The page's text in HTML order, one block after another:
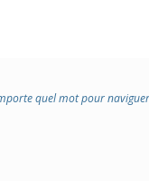
quel mot pour